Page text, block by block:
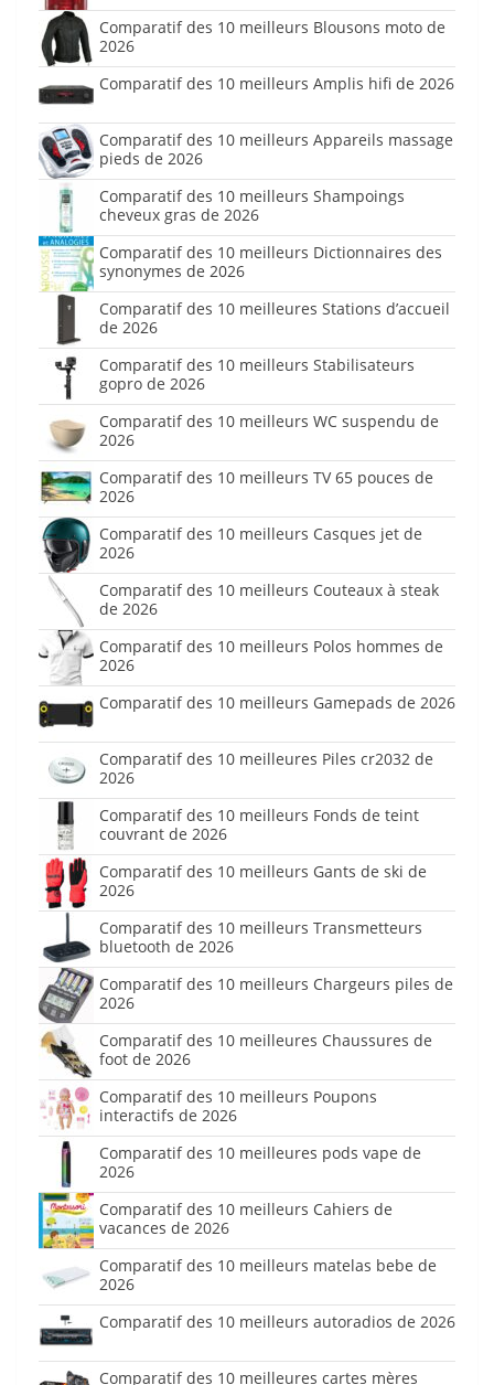
Comparatif des 10 meilleurs Blousons moto de
2026
Comparatif des 10 meilleurs Amplis hifi de 2026
Comparatif des 10 meilleurs Appareils massage
pieds de 2026
Comparatif des 10 meilleurs Shampoings
cheveux gras de 2026
Comparatif des 10 meilleurs Dictionnaires des
synonymes de 2026
Comparatif des 10 meilleures Stations d’accueil
de 2026
Comparatif des 10 meilleurs Stabilisateurs
gopro de 2026
Comparatif des 10 meilleurs WC suspendu de
2026
Comparatif des 10 meilleurs TV 65 pouces de
2026
Comparatif des 10 meilleurs Casques jet de
2026
Comparatif des 10 meilleurs Couteaux à steak
de 2026
Comparatif des 10 meilleurs Polos hommes de
2026
Comparatif des 10 meilleurs Gamepads de 2026
Comparatif des 10 meilleures Piles cr2032 de
2026
Comparatif des 10 meilleurs Fonds de teint
couvrant de 2026
Comparatif des 10 meilleurs Gants de ski de
2026
Comparatif des 10 meilleurs Transmetteurs
bluetooth de 2026
Comparatif des 10 meilleurs Chargeurs piles de
2026
Comparatif des 10 meilleures Chaussures de
foot de 2026
Comparatif des 10 meilleurs Poupons
interactifs de 2026
Comparatif des 10 meilleures pods vape de
2026
Comparatif des 10 meilleurs Cahiers de
vacances de 2026
Comparatif des 10 meilleurs matelas bebe de
2026
Comparatif des 10 meilleurs autoradios de 2026
Comparatif des 10 meilleures cartes mères